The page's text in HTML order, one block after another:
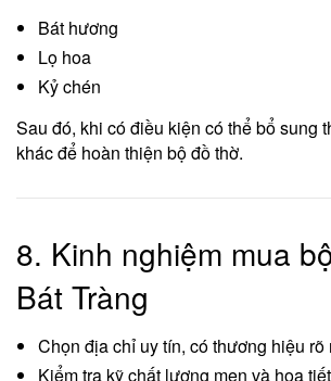
Bát hương
Lọ hoa
Kỷ chén
Sau đó, khi có điều kiện có thể bổ sung
khác để hoàn thiện bộ đồ thờ.
8. Kinh nghiệm mua
Bát Tràng
Chọn địa chỉ uy tín, có thương hiệu rõ
Kiểm tra kỹ chất lượng men và họa tiết